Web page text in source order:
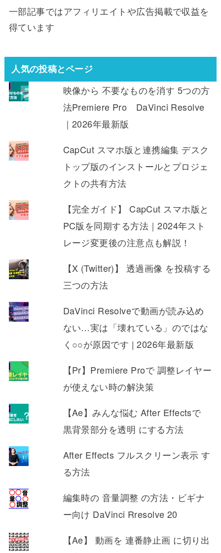
一部記事ではアフィリエイトや広告掲載で収益を
得ています
人気の投稿とページ
映像から 不要なものを消す 5つの方
法Premiere Pro DaVinci Resolve
｜2026年最新版
CapCut スマホ版と連携編集 デスク
トップ版のインストールとプロジェ
クトの共有方法
【完全ガイド】 CapCut スマホ版と
PC版を同期する方法｜2024年スト
レージ変更後の注意点も解説！
【X (Twitter)】 透過画像 を投稿する
三つの方法
DaVinci Resolveで動画が読み込め
ない…実は「壊れている」のではな
く○○が原因です | 2026年最新版
【Pr】Premiere Proで 調整レイヤー
が使えない時の解決策
【Ae】みんな悩む After Effectsで
黒背景部分を透明 にする方法
After Effects フルスクリーン表示 す
る方法
編集時の 音量調整 の方法・ビギナ
ー向け DaVinci Rresolve 20
【Ae】 動画を 連番静止画 に切り出